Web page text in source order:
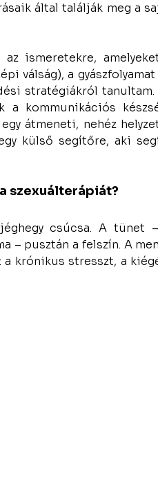
által találják meg a
ismeretekre,
válság), a
stratégiákról tanultam.
kommunikációs
átmeneti, nehéz
külső segítőre, aki
szexuálterápiát?
csúcsa. A tünet –
– pusztán a felszín. A
krónikus stresszt, a